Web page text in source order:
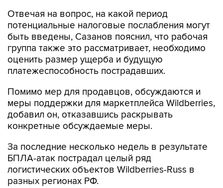
Отвечая на вопрос, на какой период
потенциальные налоговые послабления могут
быть введены, Сазанов пояснил, что рабочая
группа также это рассматривает, необходимо
оценить размер ущерба и будущую
платежеспособность пострадавших.
Помимо мер для продавцов, обсуждаются и
меры поддержки для маркетплейса Wildberries,
добавил он, отказавшись раскрывать
конкретные обсуждаемые меры.
За последние несколько недель в результате
БПЛА-атак пострадал целый ряд
логистических объектов Wildberries-Russ в
разных регионах РФ.